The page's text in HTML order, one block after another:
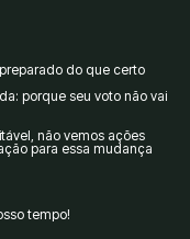
do que certo
porque seu voto não vai
não vemos ações
para essa mudança
tempo!